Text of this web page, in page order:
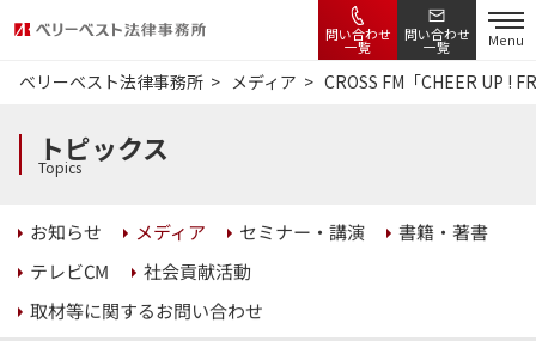
問い合わせ
一覧
問い合わせ
一覧 Menu
ベリーベスト法律事務所 メディア CROSS FM「CHEER UP !
トピックス
Topics
お知らせ メディア セミナー・講演 書籍・著書
テレビCM 社会貢献活動
取材等に関するお問い合わせ